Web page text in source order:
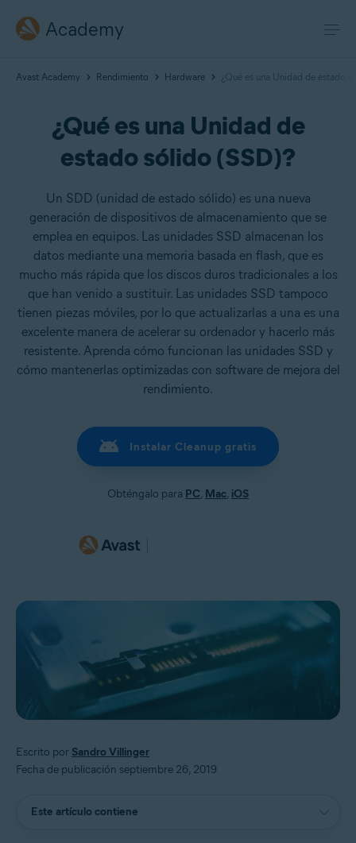
Academy
Avast Academy Rendimiento Hardware ¿Qué es una Unidad de estado
¿Qué es una Unidad de
estado sólido (SSD)?
Un SDD (unidad de estado sólido) es una nueva
generación de dispositivos de almacenamiento que se
emplea en equipos. Las unidades SSD almacenan los
datos mediante una memoria basada en flash, que es
mucho más rápida que los discos duros tradicionales a los
que han venido a sustituir. Las unidades SSD tampoco
tienen piezas móviles, por lo que actualizarlas a una es una
excelente manera de acelerar su ordenador y hacerlo más
resistente. Aprenda cómo funcionan las unidades SSD y
cómo mantenerlas optimizadas con software de mejora del
rendimiento.
Instalar Cleanup gratis
Obténgalo para PC, Mac, iOS
Escrito por Sandro Villinger
Fecha de publicación septiembre 26, 2019
Este artículo contiene